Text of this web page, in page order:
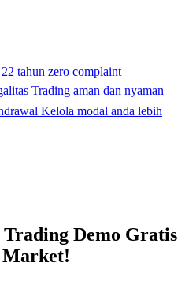
22 tahun zero complaint
Trading aman dan nyaman
Kelola modal anda lebih
Demo Gratis
Market!